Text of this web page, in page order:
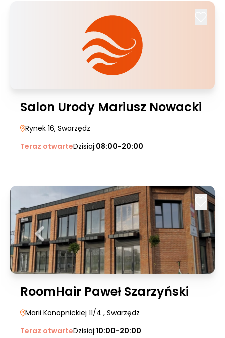
Salon Urody Mariusz Nowacki
Rynek 16, Swarzędz
Teraz otwarteDzisiaj:08:00-20:00
RoomHair Paweł Szarzyński
Marii Konopnickiej 11/4 , Swarzędz
Teraz otwarteDzisiaj:10:00-20:00